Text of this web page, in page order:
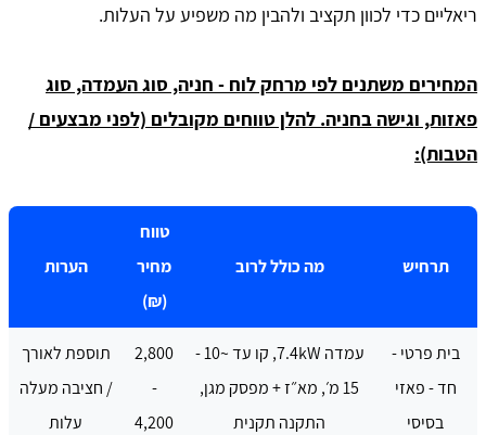
ריאליים כדי לכוון תקציב ולהבין מה משפיע על העלות.
המחירים משתנים לפי מרחק לוח - חניה, סוג העמדה, סוג
פאזות, וגישה בחניה. להלן טווחים מקובלים (לפני מבצעים /
הטבות):
תרחיש מה כולל לרוב
טווח
מחיר
(₪)
הערות
בית פרטי -
חד - פאזי
בסיסי
עמדה 7.4kW, קו עד ~10 -
15 מ׳, מא״ז + מפסק מגן,
התקנה תקנית
2,800
-
4,200
תוספת לאורך
/ חציבה מעלה
עלות